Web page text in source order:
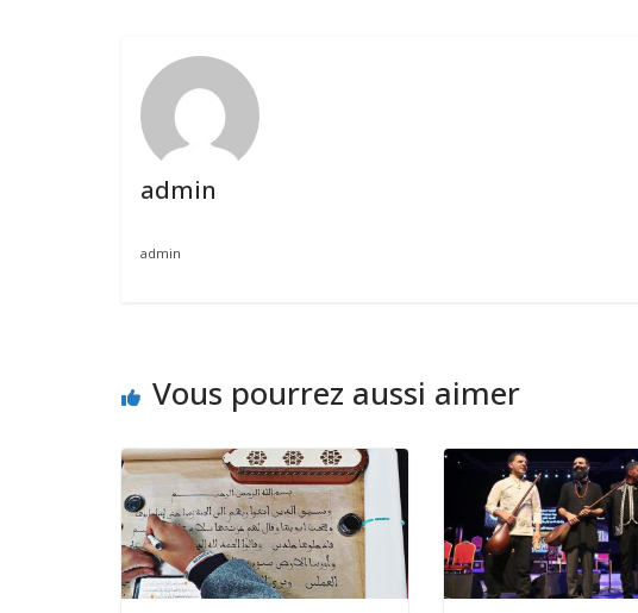
admin
admin
Vous pourrez aussi aimer